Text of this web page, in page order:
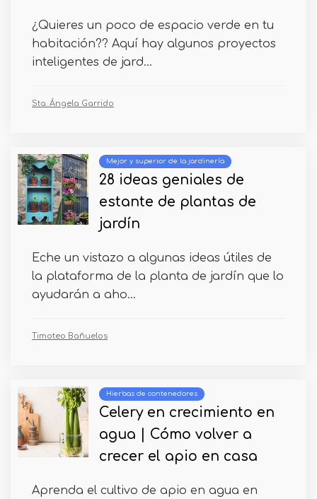
¿Quieres un poco de espacio verde en tu
habitación?? Aquí hay algunos proyectos
inteligentes de jard...
Sta. Ángela Garrido
Mejor y superior de la jardinería
28 ideas geniales de
estante de plantas de
jardín
Eche un vistazo a algunas ideas útiles de
la plataforma de la planta de jardín que lo
ayudarán a aho...
Timoteo Bañuelos
Hierbas de contenedores
Celery en crecimiento en
agua | Cómo volver a
crecer el apio en casa
Aprenda el cultivo de apio en agua en